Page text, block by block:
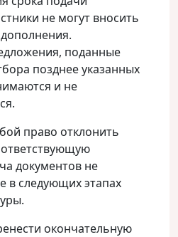
не могут вносить
поданные
позднее указанных
и не
право отклонить
документов не
в следующих этапах
окончательную